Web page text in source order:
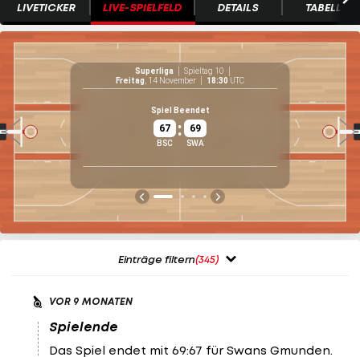
LIVETICKER LIVE-SPIELFELD DETAILS TABELLE
Superliga
Spieltag 10
Freitag , 14 November 18:30 UTC
Spiel Beendet
67
BSC
: 69
SWA
70.8
/24
33.3%
/39
22.2%
Einträge filtern(345)
VOR 9 MONATEN
Spielende
Das Spiel endet mit 69:67 für Swans Gmunden.